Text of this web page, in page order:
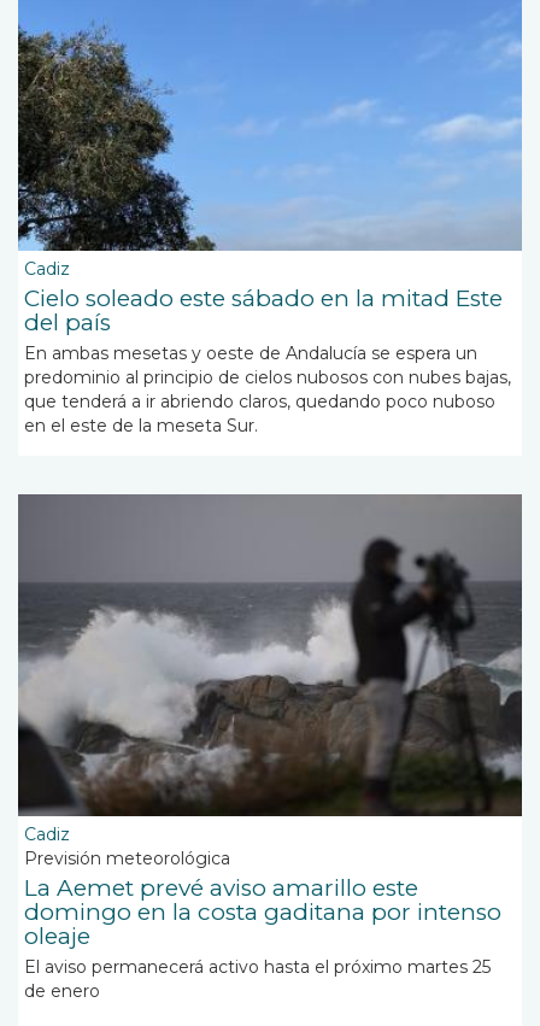
Cadiz
Cielo soleado este sábado en la mitad Este
del país
En ambas mesetas y oeste de Andalucía se espera un
predominio al principio de cielos nubosos con nubes bajas,
que tenderá a ir abriendo claros, quedando poco nuboso
en el este de la meseta Sur.
Cadiz
Previsión meteorológica
La Aemet prevé aviso amarillo este
domingo en la costa gaditana por intenso
oleaje
El aviso permanecerá activo hasta el próximo martes 25
de enero